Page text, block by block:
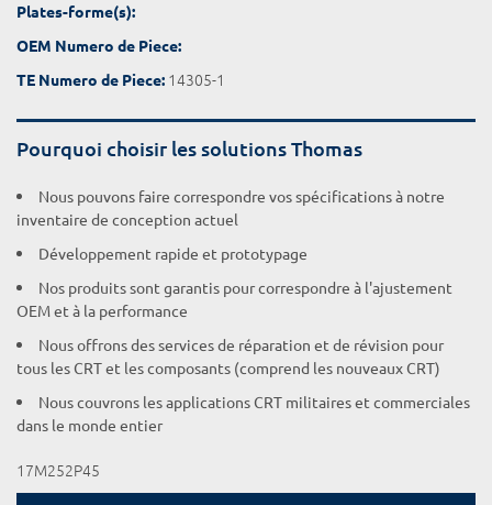
Plates-forme(s):
OEM Numero de Piece:
TE Numero de Piece: 14305-1
Pourquoi choisir les solutions Thomas
Nous pouvons faire correspondre vos spécifications à notre
inventaire de conception actuel
Développement rapide et prototypage
Nos produits sont garantis pour correspondre à l'ajustement
OEM et à la performance
Nous offrons des services de réparation et de révision pour
tous les CRT et les composants (comprend les nouveaux CRT)
Nous couvrons les applications CRT militaires et commerciales
dans le monde entier
17M252P45